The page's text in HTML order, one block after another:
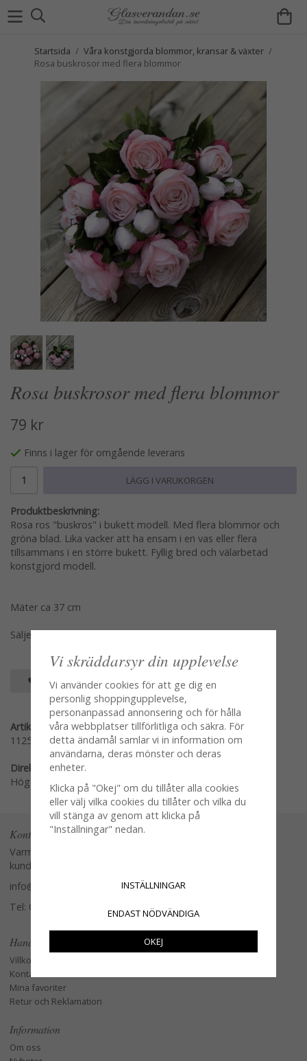
Startsida / Våra konstgjorda blommor, kransar & växter /
Rosa buskrosor med flera blommor
Rosa buskrosor med flera blommor
79 kr
Finns i lager för omgående leverans
LÄGG I VARUKORGEN
Produktbeskrivning:
Rosa ros "buskros" i bukett modell. Med flera blommor och
gröna blad. Lika vacker att ha ensam i en vas eller flera
tillsammans i en större bukett. Fyllig bred och välarbetad
konstgjord modell.
Mäter ca 37 cm
Säljes per styck en och en
SPARA SOM FAVORIT
Artikelnummer:
1125-2
Direktlänk:
Högerklicka och kopiera adressen
Kontakta oss
Varmt välkommen att kontakta vår
kundtjänst.
info@glasverandan.se
Tel: 079-3495968
Handla
Villkor
Kontakta oss
Mina favoriter
Retur och Reklamation
Information
Om oss
Vi skräddarsyr din upplevelse
Vi använder cookies för att ge dig en
personlig shoppingupplevelse,
personanpassad annonsering och för hålla
våra webbplatser tillförlitliga och säkra. För
detta ändamål samlar vi in information om
användarna, deras mönster och deras
enheter.
Klicka på "Okej" om du tillåter alla cookies
eller välj vilka cookies du tillåter och vilka du
vill stänga av genom att klicka på
"Inställningar" nedan.
INSTÄLLNINGAR
ENDAST NÖDVÄNDIGA
OKEJ